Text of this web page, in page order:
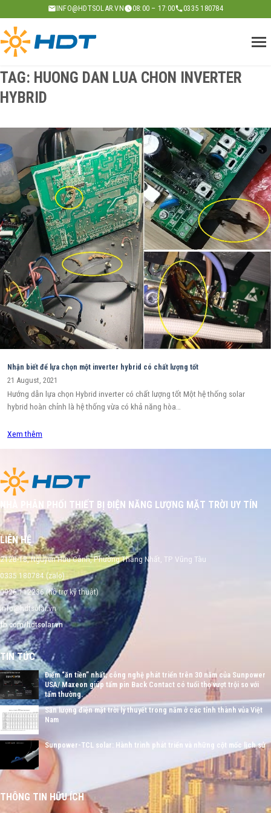
to
content
INFO@HDTSOLAR.VN 08:00 – 17:00 0335 180784
TAG: HUONG DAN LUA CHON INVERTER
HYBRID
Nhận biết để lựa chọn một inverter hybrid có chất lượng tốt
21 August, 2021
Hướng dẫn lựa chọn Hybrid inverter có chất lượng tốt Một hệ thống solar
hybrid hoàn chỉnh là hệ thống vừa có khả năng hòa…
Xem thêm
NHÀ PHÂN PHỐI THIẾT BỊ ĐIỆN NĂNG LƯỢNG MẶT TRỜI UY TÍN
LIÊN HỆ
212B-18, Nguyễn Hữu Cảnh, Phường Thắng Nhất, TP Vũng Tàu
0335 180784 (zalo)
0926 112236 (hỗ trợ kỹ thuật)
info@hdtsolar.vn
fb.com/hdtsolar.vn
TIN TỨC
Điểm “ăn tiền” nhất, công nghệ phát triển trên 30 năm của Sunpower
USA/ Maxeon giúp tấm pin Back Contact có tuổi thọ vượt trội so với
tấm thường.
Sản lượng điện mặt trời lý thuyết trong năm ở các tỉnh thành vủa Việt
Nam
Sunpower-TCL solar: Hành trình phát triển và những cột mốc lịch sử
THÔNG TIN HỮU ÍCH